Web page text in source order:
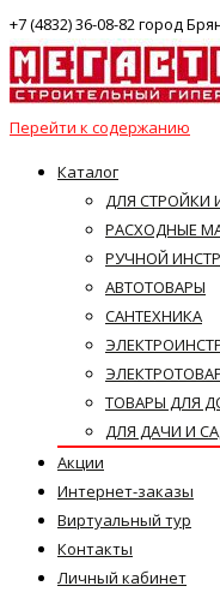
+7 (4832) 36-08-82 город
Перейти к содержанию
Каталог
ДЛЯ СТРОЙКИ
РАСХОДНЫЕ
РУЧНОЙ
АВТОТОВАРЫ
САНТЕХНИКА
ТОВАРЫ ДЛЯ
ДЛЯ ДАЧИ И
Акции
Интернет-заказы
Виртуальный тур
Контакты
Личный кабинет